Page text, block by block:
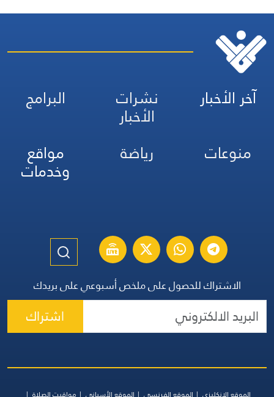
آخر الأخبار نشرات
الأخبار
البرامج
منوعات
رياضة مواقع
وخدمات
الاشتراك للحصول على ملخص أسبوعي على بريدك
اشتراك
الموقع الإنكليزي الموقع الفرنسي الموقع الأسباني مواقيت الصلاة